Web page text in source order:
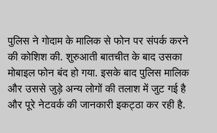
पुलिस ने गोदाम के मालिक से फोन पर संपर्क करने
की कोशिश की. शुरुआती बातचीत के बाद उसका
मोबाइल फोन बंद हो गया. इसके बाद पुलिस मालिक
और उससे जुड़े अन्य लोगों की तलाश में जुट गई है
और पूरे नेटवर्क की जानकारी इकट्ठा कर रही है.